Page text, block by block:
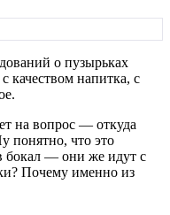
о пузырьках
качеством напитка, с
на вопрос — откуда
понятно, что это
бокал — они же идут с
Почему именно из